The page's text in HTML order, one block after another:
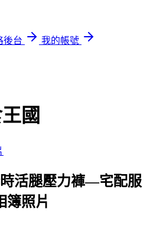
後台
我的帳號
國
活腿壓力褲—宅配服
簿照片